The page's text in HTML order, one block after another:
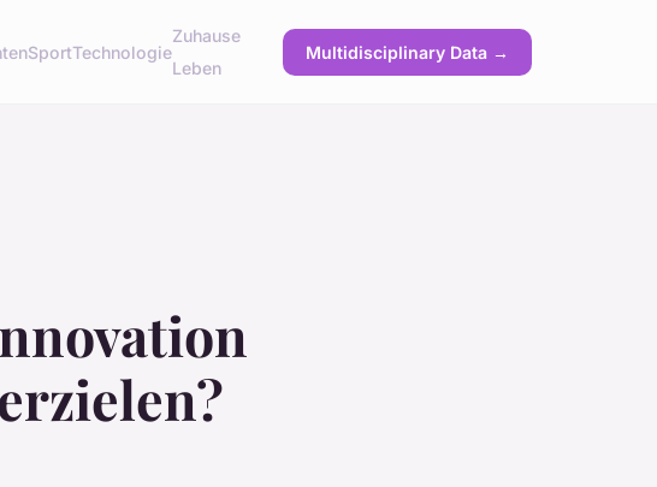
SportTechnologie
Zuhause
Leben
Multidisciplinary Data →